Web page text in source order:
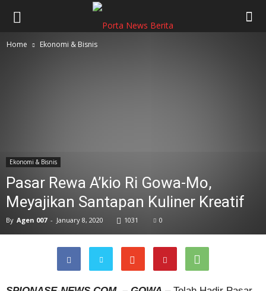
Home Ekonomi & Bisnis
Ekonomi & Bisnis
Pasar Rewa A’kio Ri Gowa-Mo,
Meyajikan Santapan Kuliner Kreatif
By Agen 007 - January 8, 2020 1031 0